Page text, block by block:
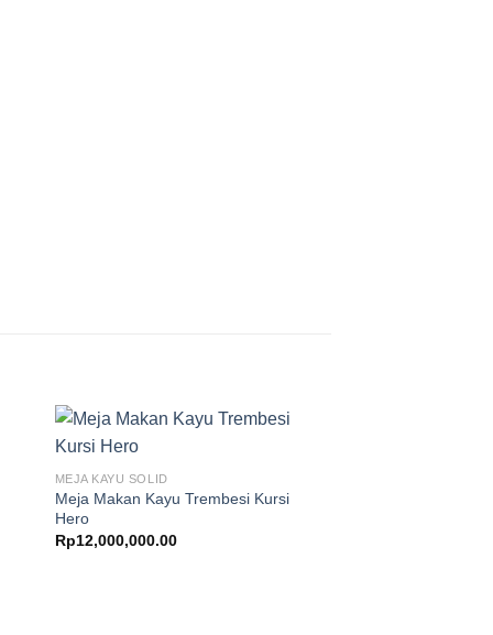
MEJA KAYU SOLID
Meja Makan Kayu Trembesi Kursi
Hero
Rp12,000,000.00